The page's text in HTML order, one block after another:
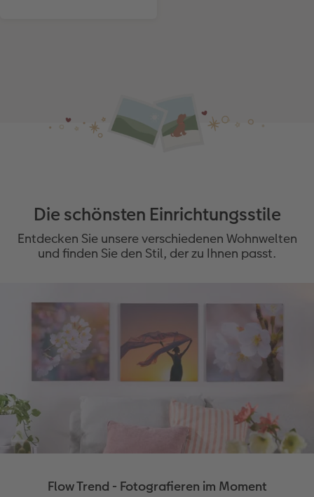
Die schönsten Einrichtungsstile
Entdecken Sie unsere verschiedenen Wohnwelten
und finden Sie den Stil, der zu Ihnen passt.
Flow Trend - Fotografieren im Moment